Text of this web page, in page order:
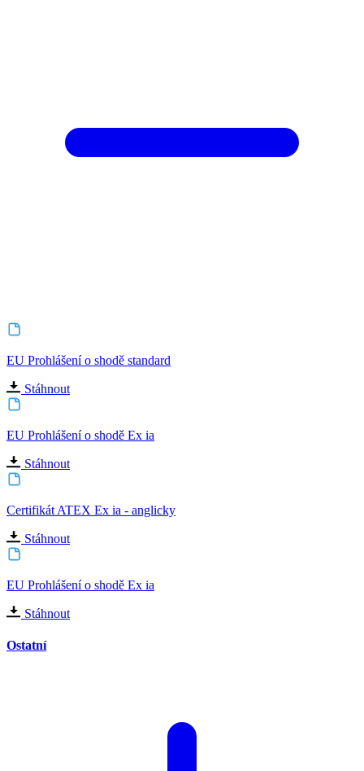
EU Prohlášení o shodě standard
Stáhnout
EU Prohlášení o shodě Ex ia
Stáhnout
Certifikát ATEX Ex ia - anglicky
Stáhnout
EU Prohlášení o shodě Ex ia
Stáhnout
Ostatní